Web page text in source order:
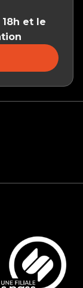
et le